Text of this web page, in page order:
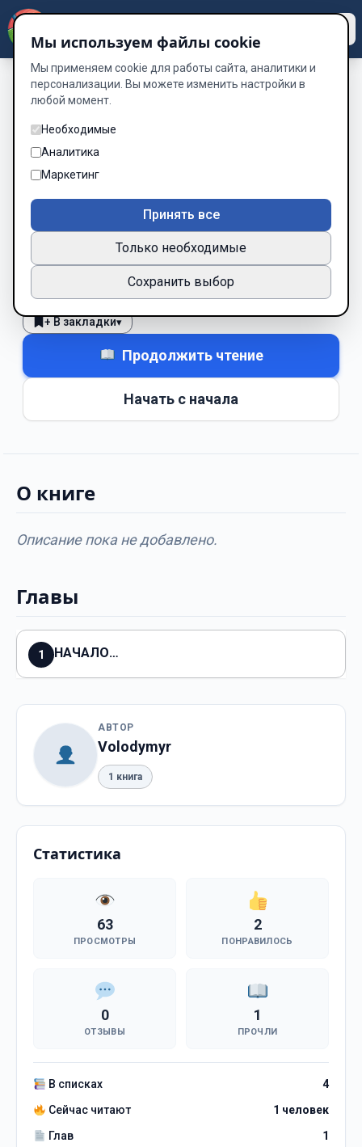
Ганнибалл – ставленик
жрецов
224 место
Не зашло 0
+ В закладки▾
Продолжить чтение
Начать с начала
О книге
Описание пока не добавлено.
Главы
1 НАЧАЛО…
АВТОР
Volodymyr
1 книга
Статистика
63
ПРОСМОТРЫ
2
ПОНРАВИЛОСЬ
0
ОТЗЫВЫ
1
ПРОЧЛИ
В списках
4
Сейчас читают
1 человек
Глав
1
Мы используем файлы cookie
Мы применяем cookie для работы сайта, аналитики и
персонализации. Вы можете изменить настройки в
любой момент.
Необходимые
Аналитика
Маркетинг
Принять все
Только необходимые
Сохранить выбор